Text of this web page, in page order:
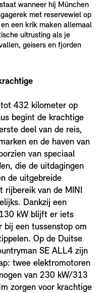
wanneer hij München
met reservewiel op
een krik maken allemaal
uitrusting als je
geisers en fjorden
432 kilometer op
begint de krachtige
deel van de reis,
en de haven van
van speciaal
die de uitdagingen
de uitgebreide
van de MINI
Dankzij een
kW blijft er iets
bij een tussenstop om
Op de Duitse
SE ALL4 zijn
twee elektromotoren
van 230 kW/313
zorgen voor krachtige